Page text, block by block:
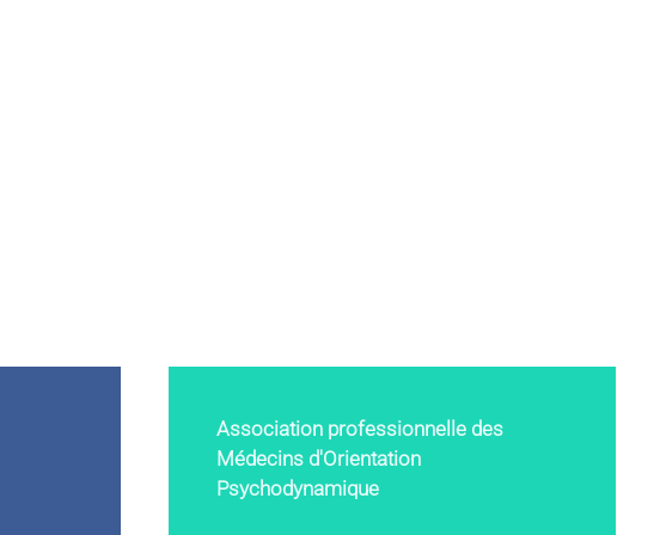
Association professionnelle des
Médecins d'Orientation
Psychodynamique